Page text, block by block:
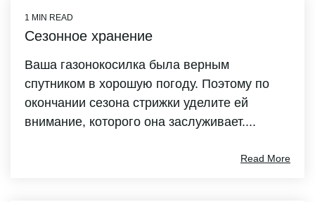
1 MIN READ
Сезонное хранение
Ваша газонокосилка была верным
спутником в хорошую погоду. Поэтому по
окончании сезона стрижки уделите ей
внимание, которого она заслуживает....
Read More